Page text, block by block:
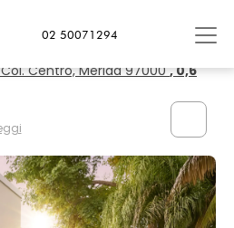
02 50071294
Hotel
Centro, Mérida 97000, 0,6